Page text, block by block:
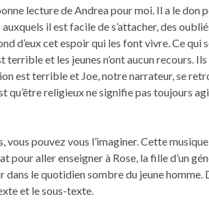
lecture de Andrea pour moi. Il a le don
il est facile de s’attacher, des
d’eux cet espoir qui les font vivre. Ce qui
terrible et les jeunes n’ont aucun recours.
est terrible et Joe, notre narrateur, se
qu’être religieux ne signifie pas toujours
pouvez vous l’imaginer. Cette
pour aller enseigner à Rose, la fille d’un
le quotidien sombre du jeune homme.
et le sous-texte.